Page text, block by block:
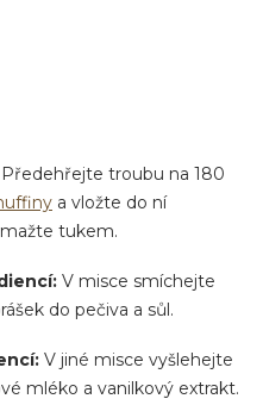
Předehřejte troubu na 180
a vložte do ní
tukem.
V misce smíchejte
do pečiva a sůl.
V jiné misce vyšlehejte
mléko a vanilkový extrakt.